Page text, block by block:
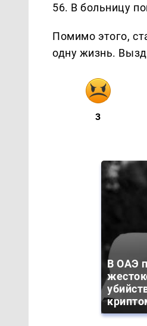
56. В больницу
Помимо этого,
одну жизнь.
3
В ОАЭ